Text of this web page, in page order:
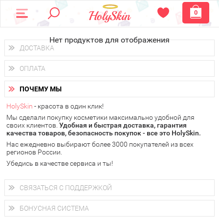
0
Нет продуктов для отображения
ДОСТАВКА
Доставка осуществляетсяпо всем городам России.
Вы можете выбрать доставку курьером, Почтой России или
получить заказ в пунктах выдачи PickPoint или пункте
самовывоза.
В 20 городах России доставка осуществляется ужена
следующий день.
у Вас всегда есть возможность получитьбесплатную
доставку от HolySkin.
подробнее об условиях доставки и оплаты в Вашем городе
ОПЛАТА
Вы можете оплатить свой заказ любым удобным способом:
наличными деньгами (
через интернет-банк (Альфа-банк, Сбербанк) и другими
электронными способами.
ПОЧЕМУ МЫ
HolySkin - красота в один клик!
Мы сделали покупку косметики максимально удобной для
своих клиентов. Удобная и быстрая доставка, гарантия
качества товаров, безопасность покупок - все это HolySkin.
Нас ежедневно выбирают более 3000 покупателей из всех
регионов России.
Убедись в качестве сервиса и ты!
СВЯЗАТЬСЯ С ПОДДЕРЖКОЙ
+7 (800) 707-24-55
Мы будем рады ответить на все Ваши вопросы по работе
магазина, проконсультировать по товарам, рассказать о
БОНУСНАЯ СИСТЕМА